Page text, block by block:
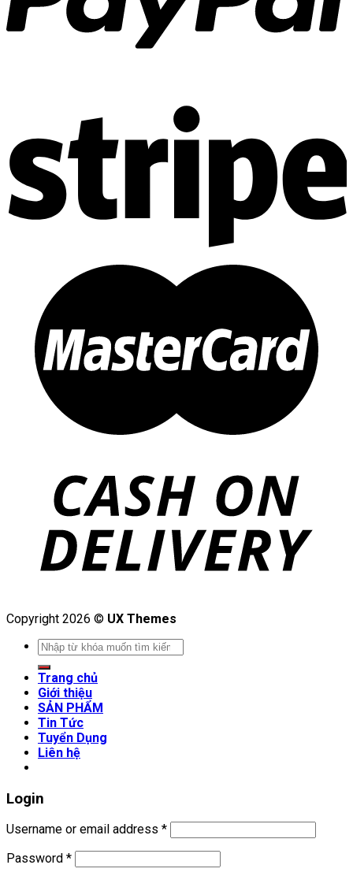
Copyright 2026 © UX Themes
Search
for:
Trang chủ
Giới thiệu
SẢN PHẨM
Tin Tức
Tuyển Dụng
Liên hệ
Login
Username or email address *
Password *